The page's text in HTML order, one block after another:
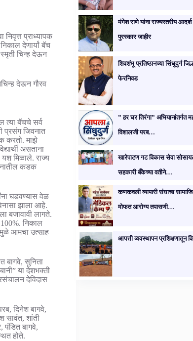
निवृत्त प्राध्यापक
देणार्यां बॅच
स्मृती चिन्ह देऊन
देऊन गौरव
त्या बॅचचे सर्व
प्रसंग जिवनात
करतो. माझे
असताना
यश मिळाले. राज्य
कडक
घडवण्यास वेळ
झाला आहे.
बजावावी लागते.
100%. निकाल
आमचा उत्साह
बागवे, सुनिता
या देशभक्ती
देविदास
दिनेश बागवे,
सावंत, शांती
बागवे,
होते.
मंगेश राणे यांना राज्यस्तरीय
पुरस्कार जाहीर
शिवशंभू प्रतिष्ठानच्या सिंधुदुर्ग
फेरनिवड
” हर घर तिरंगा” अभियानांतर्गत
विशालजी परब…
खारेपाटण गट विकास सेवा
सहकारी बँकेच्या वतीने…
कणकवली व्यापारी संघाचा
मोफत आरोग्य तपासणी…
आपत्ती व्यवस्थापन प्रशिक्षणातून